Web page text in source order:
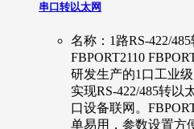
串口转以太网
名称：1路RS-422/
FBPORT2110
研发生产的1口工业
实现RS-422/485转以
口设备联网。
单易用，参数设置方